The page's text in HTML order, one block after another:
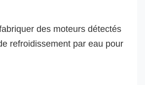
des moteurs détectés
refroidissement par eau pour